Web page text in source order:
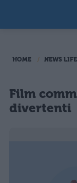
HOME NEWS
Film
divertenti